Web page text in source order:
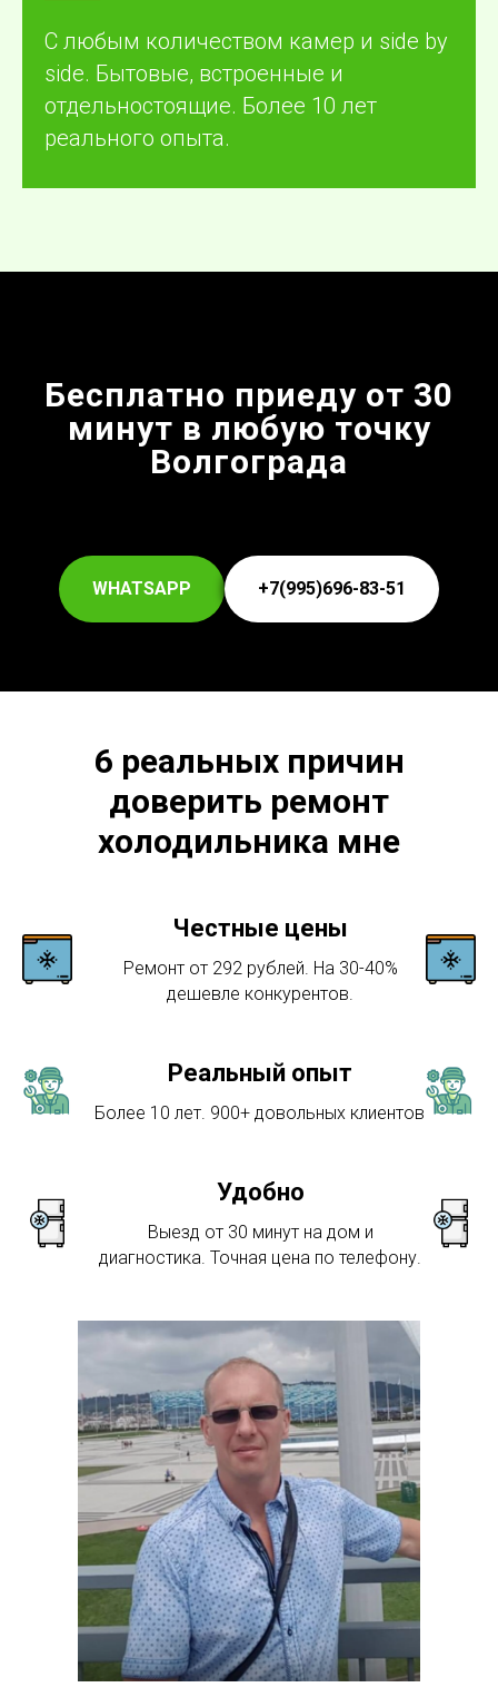
С любым количеством камер и side by
side. Бытовые, встроенные и
отдельностоящие. Более 10 лет
реального опыта.
Бесплатно приеду от 30
минут в любую точку
Волгограда
WHATSAPP +7(995)696-83-51
6 реальных причин
доверить ремонт
холодильника мне
Честные цены
Ремонт от 292 рублей. На 30-40%
дешевле конкурентов.
Реальный опыт
Более 10 лет. 900+ довольных клиентов
Удобно
Выезд от 30 минут на дом и
диагностика. Точная цена по телефону.